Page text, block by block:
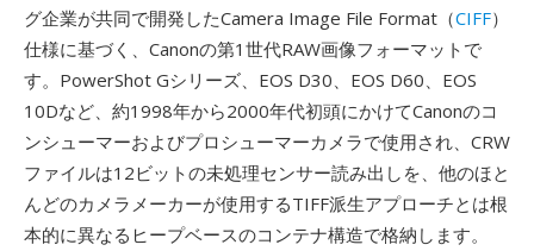
グ企業が共同で開発したCamera Image File Format（CIFF）
仕様に基づく、Canonの第1世代RAW画像フォーマットで
す。PowerShot Gシリーズ、EOS D30、EOS D60、EOS
10Dなど、約1998年から2000年代初頭にかけてCanonのコ
ンシューマーおよびプロシューマーカメラで使用され、CRW
ファイルは12ビットの未処理センサー読み出しを、他のほと
んどのカメラメーカーが使用するTIFF派生アプローチとは根
本的に異なるヒープベースのコンテナ構造で格納します。